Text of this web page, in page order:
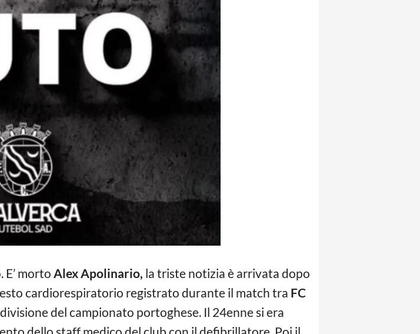
mortoAlex Apolinario, la triste notizia è arrivata dopo
cardiorespiratorio registrato durante il match tra FC
del campionato portoghese. Il 24enne si era